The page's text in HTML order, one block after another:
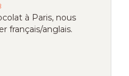
à Paris, nous
français/anglais.